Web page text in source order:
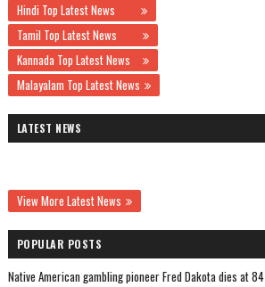
Hindi Top Latest News
Tamil Top Latest News
Kannada Top Latest News
Malayalam Top Latest News
LATEST NEWS
View More Latest News
POPULAR POSTS
Native American gambling pioneer Fred Dakota dies at 84